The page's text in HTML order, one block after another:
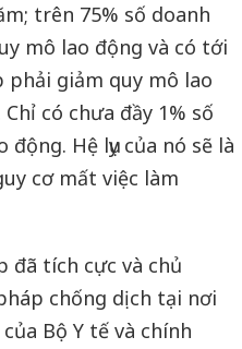
trên 75% số doanh
mô lao động và có tới
phải giảm quy mô lao
có chưa đầy 1% số
Hệ lụy của nó sẽ là
cơ mất việc làm
đã tích cực và chủ
chống dịch tại nơi
Bộ Y tế và chính